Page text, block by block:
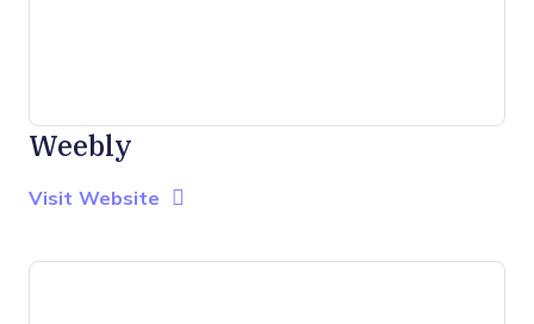
Weebly
Visit Website Opens New Window